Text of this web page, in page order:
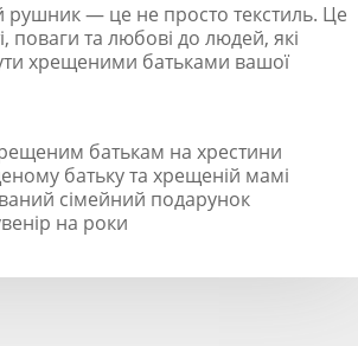
рушник — це не просто текстиль. Це
поваги та любові до людей, які
хрещеними батьками вашої
батькам на хрестини
батьку та хрещеній мамі
сімейний подарунок
на роки